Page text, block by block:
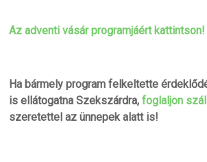
Az adventi vásár programjáért kattintson!
Ha bármely program felkeltette
is ellátogatna Szekszárdra,foglaljon
szeretettel az ünnepek alatt is!